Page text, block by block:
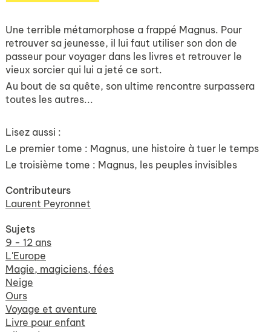
Une terrible métamorphose a frappé Magnus. Pour
retrouver sa jeunesse, il lui faut utiliser son don de
passeur pour voyager dans les livres et retrouver le
vieux sorcier qui lui a jeté ce sort.
Au bout de sa quête, son ultime rencontre surpassera
toutes les autres...
Lisez aussi :
Le premier tome : Magnus, une histoire à tuer le temps
Le troisième tome : Magnus, les peuples invisibles
Contributeurs
Laurent Peyronnet
Sujets
9 - 12 ans
L'Europe
Magie, magiciens, fées
Neige
Ours
Voyage et aventure
Livre pour enfant